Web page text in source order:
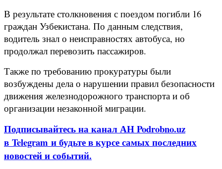
В результате столкновения с поездом погибли 16
граждан Узбекистана. По данным следствия,
водитель знал о неисправностях автобуса, но
продолжал перевозить пассажиров.
Также по требованию прокуратуры были
возбуждены дела о нарушении правил безопасности
движения железнодорожного транспорта и об
организации незаконной миграции.
Подписывайтесь на канал АН Podrobno.uz
в Telegram и будьте в курсе самых последних
новостей и событий.